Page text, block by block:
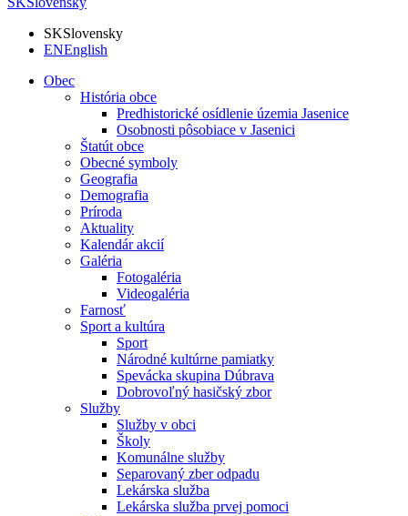
SKSlovensky
ENEnglish
Obec
História obce
Predhistorické osídlenie územia Jasenice
Osobnosti pôsobiace v Jasenici
Štatút obce
Obecné symboly
Geografia
Demografia
Príroda
Aktuality
Kalendár akcií
Galéria
Fotogaléria
Videogaléria
Farnosť
Sport a kultúra
Sport
Národné kultúrne pamiatky
Spevácka skupina Dúbrava
Dobrovoľný hasičský zbor
Služby
Služby v obci
Školy
Komunálne služby
Separovaný zber odpadu
Lekárska služba
Lekárska služba prvej pomoci